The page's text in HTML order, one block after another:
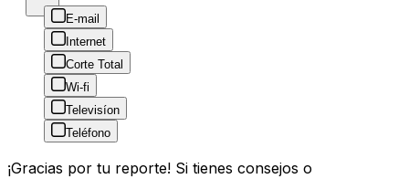
E-mail
Internet
Corte Total
Wi-fi
Televisíon
Teléfono
¡Gracias por tu reporte! Si tienes consejos o